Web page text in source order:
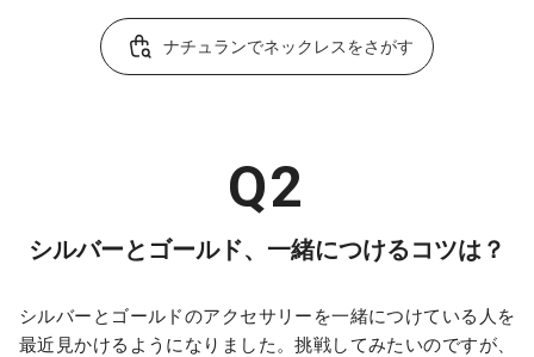
ナチュランでネックレスをさがす
シルバーとゴールド、一緒につけるコツは？
シルバーとゴールドのアクセサリーを一緒につけている人を
最近見かけるようになりました。挑戦してみたいのですが、